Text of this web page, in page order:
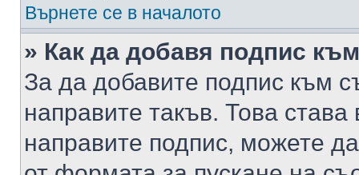
Върнете се в началото
» Как да добавя подпис
За да добавите подпис към
направите такъв. Това
направите подпис, можете